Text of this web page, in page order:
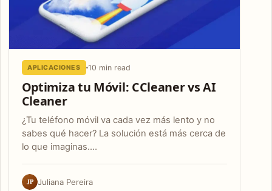
APLICACIONES 10 min read
Optimiza tu Móvil: CCleaner vs AI
Cleaner
¿Tu teléfono móvil va cada vez más lento y no
sabes qué hacer? La solución está más cerca de
lo que imaginas.…
JP Juliana Pereira